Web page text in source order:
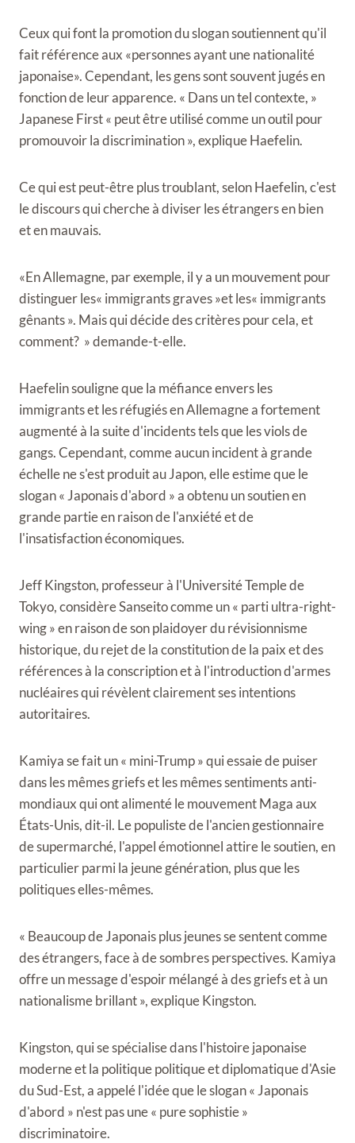
Ceux qui font la promotion du slogan soutiennent qu'il
fait référence aux «personnes ayant une nationalité
japonaise». Cependant, les gens sont souvent jugés en
fonction de leur apparence. « Dans un tel contexte, »
Japanese First « peut être utilisé comme un outil pour
promouvoir la discrimination », explique Haefelin.
Ce qui est peut-être plus troublant, selon Haefelin, c'est
le discours qui cherche à diviser les étrangers en bien
et en mauvais.
«En Allemagne, par exemple, il y a un mouvement pour
distinguer les« immigrants graves »et les« immigrants
gênants ». Mais qui décide des critères pour cela, et
comment? » demande-t-elle.
Haefelin souligne que la méfiance envers les
immigrants et les réfugiés en Allemagne a fortement
augmenté à la suite d'incidents tels que les viols de
gangs. Cependant, comme aucun incident à grande
échelle ne s'est produit au Japon, elle estime que le
slogan « Japonais d'abord » a obtenu un soutien en
grande partie en raison de l'anxiété et de
l'insatisfaction économiques.
Jeff Kingston, professeur à l'Université Temple de
Tokyo, considère Sanseito comme un « parti ultra-right-
wing » en raison de son plaidoyer du révisionnisme
historique, du rejet de la constitution de la paix et des
références à la conscription et à l'introduction d'armes
nucléaires qui révèlent clairement ses intentions
autoritaires.
Kamiya se fait un « mini-Trump » qui essaie de puiser
dans les mêmes griefs et les mêmes sentiments anti-
mondiaux qui ont alimenté le mouvement Maga aux
États-Unis, dit-il. Le populiste de l'ancien gestionnaire
de supermarché, l'appel émotionnel attire le soutien, en
particulier parmi la jeune génération, plus que les
politiques elles-mêmes.
« Beaucoup de Japonais plus jeunes se sentent comme
des étrangers, face à de sombres perspectives. Kamiya
offre un message d'espoir mélangé à des griefs et à un
nationalisme brillant », explique Kingston.
Kingston, qui se spécialise dans l'histoire japonaise
moderne et la politique politique et diplomatique d'Asie
du Sud-Est, a appelé l'idée que le slogan « Japonais
d'abord » n'est pas une « pure sophistie »
discriminatoire.